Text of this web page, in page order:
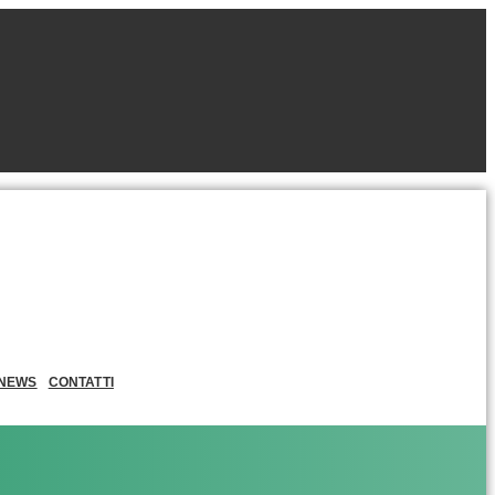
CONTATTI